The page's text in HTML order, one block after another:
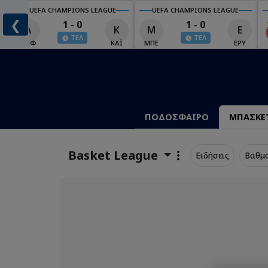
❮
UEFA CHAMPIONS LEAGUE
Λ
ΛΈΦ
1 - 0
ΤΕΛ
Κ
ΚΑΪ
UEFA CHAMPIONS LEAGUE
Μ
ΜΠΕ
1 - 0
ΤΕΛ
Ε
ΕΡΥ
ΠΟΔΟΣΦΑΙΡΟ
Basket League Ειδήσεις